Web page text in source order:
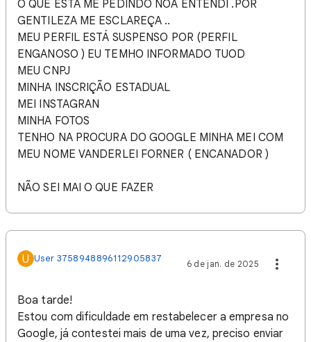
O QUE ESTA ME PEDINDO NÕA ENTENDI .POR
GENTILEZA ME ESCLAREÇA ..
MEU PERFIL ESTÁ SUSPENSO POR (PERFIL
ENGANOSO ) EU TEMHO INFORMADO TUOD
MEU CNPJ
MINHA INSCRIÇÃO ESTADUAL
MEI INSTAGRAN
MINHA FOTOS
TENHO NA PROCURA DO GOOGLE MINHA MEI COM
MEU NOME VANDERLEI FORNER ( ENCANADOR )
NÃO SEI MAI O QUE FAZER
U User 3758948896112905837 6 de jan. de 2025
Boa tarde!
Estou com dificuldade em restabelecer a empresa no
Google, já contestei mais de uma vez, preciso enviar